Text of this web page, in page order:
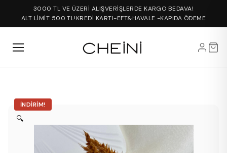
3000 TL VE ÜZERİ ALIŞVERİŞLERDE KARGO BEDAVA!
ALT LİMİT 500 TL!KREDİ KARTI-EFT&HAVALE -KAPIDA ÖDEME
İNDIRIM!
🔍